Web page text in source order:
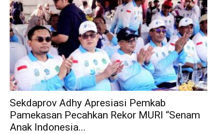
Sekdaprov Adhy Apresiasi Pemkab
Pamekasan Pecahkan Rekor MURI “Senam
Anak Indonesia...